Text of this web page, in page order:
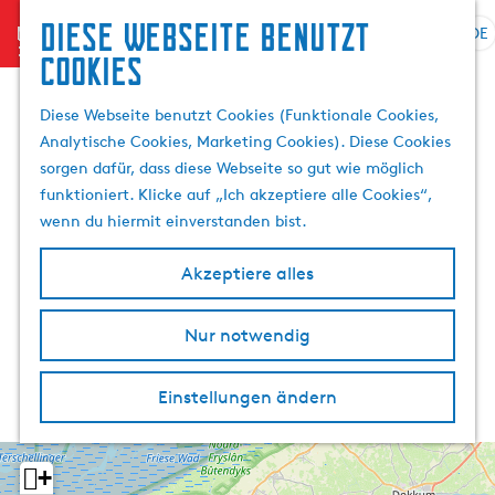
Diese Webseite benutzt
Cookies
Diese Webseite benutzt Cookies (Funktionale Cookies,
Analytische Cookies, Marketing Cookies). Diese Cookies
sorgen dafür, dass diese Webseite so gut wie möglich
funktioniert. Klicke auf „Ich akzeptiere alle Cookies“,
wenn du hiermit einverstanden bist.
Akzeptiere alles
Nur notwendig
Einstellungen ändern
menu
G
e
h
e
n
S
i
e
u
H
p
a
h
S
n
A
DE
+